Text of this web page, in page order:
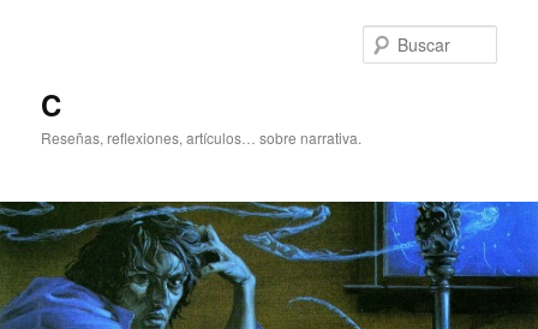
C
Reseñas, reflexiones, artículos… sobre narrativa.